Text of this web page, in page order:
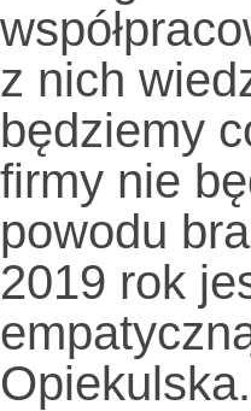
z nich
będziemy
firmy nie
powodu
2019 rok
Opiekulska.